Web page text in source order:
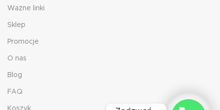
Ważne linki
Sklep
Promocje
O nas
Blog
FAQ
Koszyk